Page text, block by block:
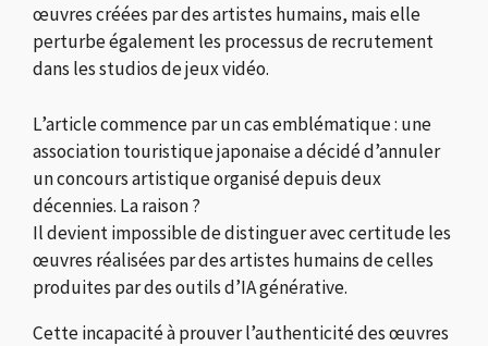
œuvres créées par des artistes humains, mais elle
perturbe également les processus de recrutement
dans les studios de jeux vidéo.
L’article commence par un cas emblématique : une
association touristique japonaise a décidé d’annuler
un concours artistique organisé depuis deux
décennies. La raison ?
Il devient impossible de distinguer avec certitude les
œuvres réalisées par des artistes humains de celles
produites par des outils d’IA générative.
Cette incapacité à prouver l’authenticité des œuvres